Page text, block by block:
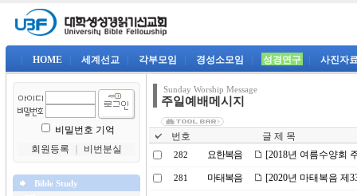
HOME 세계선교 각부모임 경성소모임 성경연구 사진자
비밀번호 기억
회원등록
비번분실
Bible Study
Sunday Worship Message
주일예배메시지
번호 글 제 목
282 요한복음 [2018년 여름수양회
281 마태복음 [2020년 마태복음 제